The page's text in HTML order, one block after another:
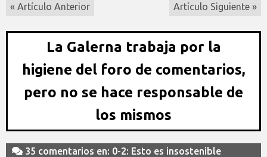
« Artículo Anterior Artículo Siguiente »
La Galerna trabaja por la
higiene del foro de comentarios,
pero no se hace responsable de
los mismos
35 comentarios en: 0-2: Esto es insostenible